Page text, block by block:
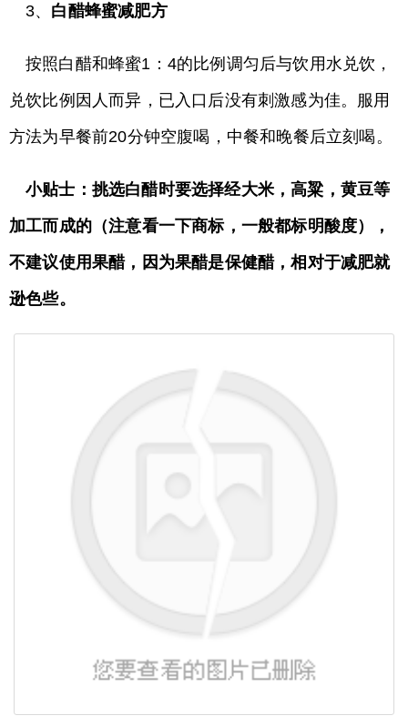
3、​ 白醋蜂蜜减肥方
按照白醋和蜂蜜1：4的比例调匀后与饮用水兑饮​​，
兑饮比例因人而异，已入口后没有刺激感为佳。服用
方法为早餐前20分钟空腹喝，中餐和晚餐后立刻喝。
​小贴士：挑选白醋时要选择经大米，高粱，黄豆等
加工而成的（注意看一下商标，一般都标明酸度），
不建议使用果醋，因为果醋是保健醋，相对于减肥就
逊色些。